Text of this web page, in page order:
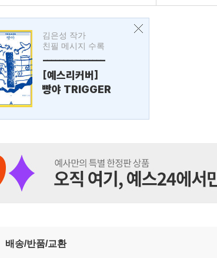
김은성 작가
친필 메시지 수록
---------------
[예스리커버]
빵야 TRIGGER
배송/반품/교환